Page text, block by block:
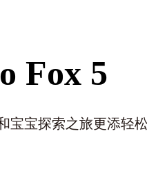
Fox 5
宝宝探索之旅更添轻